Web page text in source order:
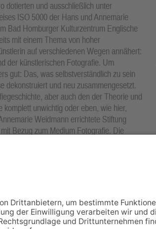
dotierten und ausschließlich unter
ISO 5000 der Hans und Annemarie
Bad Homburger Kulturzentrum Englische
mit einem Thema von hoher
auf verschiedenen Wegen annähert:
der künstlerischen Fotografie. Um
gut: Das, was selbstverständlich zu sein
dekonstruiert und neu zusammengesetzt.
aber auch den der Theorie und
unwichtig oder eben, wie hier,
Weidmann errichtete Stiftung
Bezug zum Medium Fotografie. Die
Projekts in der Englischen Kirche. Foto:
NACH OBEN